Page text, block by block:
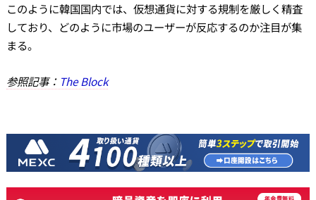
このように韓国国内では、仮想通貨に対する規制を厳しく精査
しており、どのように市場のユーザーが反応するのか注目が集
まる。
参照記事： The Block